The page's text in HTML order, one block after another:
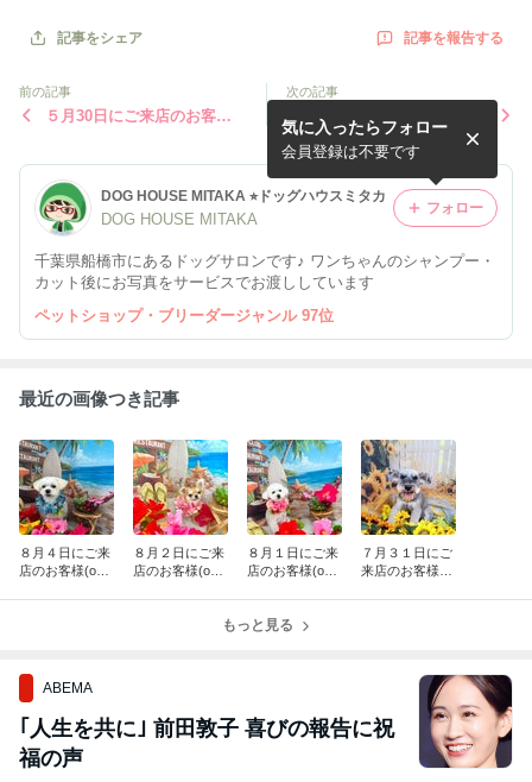
記事をシェア 記事を報告する
前の記事
５月30日にご来店のお客様(o
次の記事
５月28日にご来店のお客様(o
^^o)
DOG HOUSE MITAKA ⭐︎ドッグハウスミタカ
DOG HOUSE MITAKA
千葉県船橋市にあるドッグサロンです♪ ワンちゃんのシャンプー・
カット後にお写真をサービスでお渡ししています
気に入ったらフォロー
会員登録は不要です
フォロー
ペットショップ・ブリーダージャンル 97位
最近の画像つき記事
８月４日にご来
店のお客様(o^^
８月２日にご来
店のお客様(o^^
８月１日にご来
店のお客様(o^^
７月３１日にご
来店のお客様(o
もっと見る
ABEMA
｢人生を共に｣ 前田敦子 喜びの報告に祝
福の声